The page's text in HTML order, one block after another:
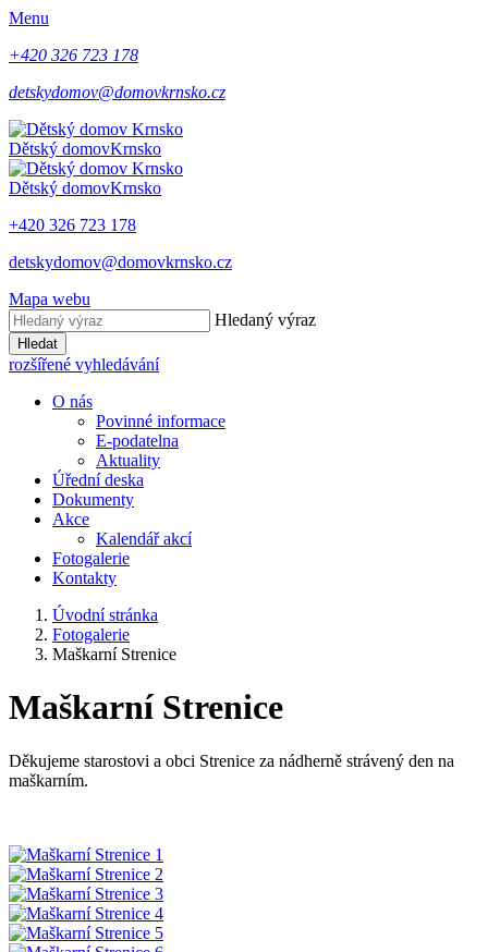
Menu
+420 326 723 178
detskydomov@domovkrnsko.cz
Dětský domovKrnsko
Dětský domovKrnsko
+420 326 723 178
detskydomov@domovkrnsko.cz
Mapa webu
Hledaný výraz
Hledat
rozšířené vyhledávání
O nás
Povinné informace
E-podatelna
Aktuality
Úřední deska
Dokumenty
Akce
Kalendář akcí
Fotogalerie
Kontakty
Úvodní stránka
Fotogalerie
Maškarní Strenice
Maškarní Strenice
Děkujeme starostovi a obci Strenice za nádherně strávený den na
maškarním.